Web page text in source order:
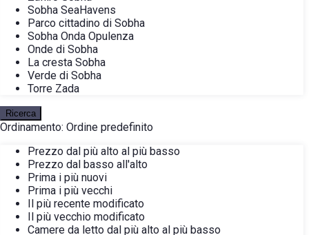
Sobha SeaHavens
Parco cittadino di Sobha
Sobha Onda Opulenza
Onde di Sobha
La cresta Sobha
Verde di Sobha
Torre Zada
Ricerca
Ordinamento: Ordine predefinito
Prezzo dal più alto al più basso
Prezzo dal basso all'alto
Prima i più nuovi
Prima i più vecchi
Il più recente modificato
Il più vecchio modificato
Camere da letto dal più alto al più basso